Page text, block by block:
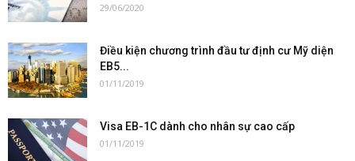
29/06/2020
Điều kiện chương trình đầu tư định cư Mỹ diện
EB5...
01/11/2019
Visa EB-1C dành cho nhân sự cao cấp
01/11/2019